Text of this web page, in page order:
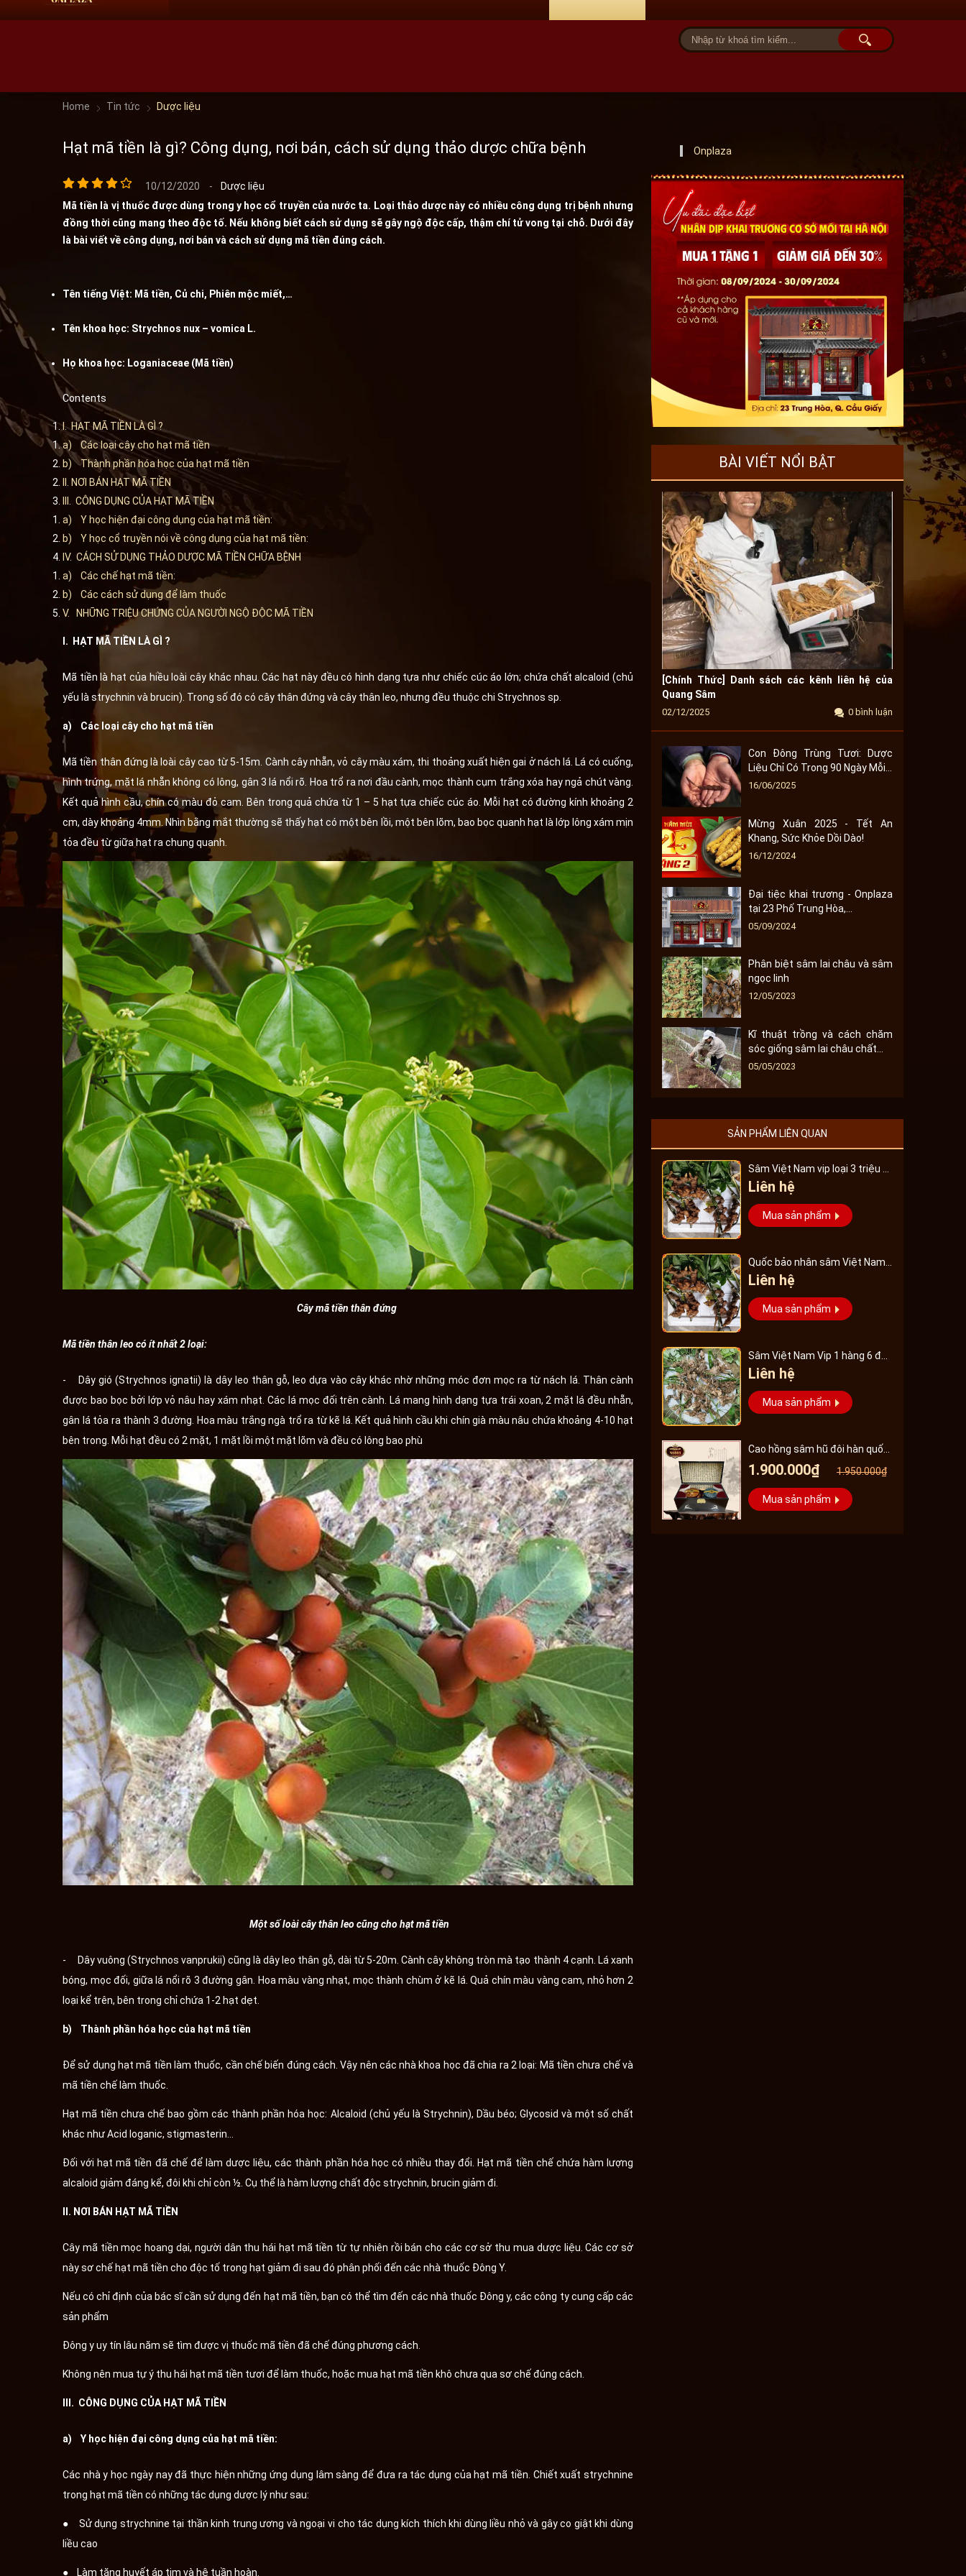
Home Tin tức Dược liệu
Hạt mã tiền là gì? Công dụng, nơi bán, cách sử dụng thảo dược chữa bệnh
10/12/2020 -
Dược liệu
Mã tiền là vị thuốc được dùng trong y học cổ truyền của nước ta. Loại thảo dược này có nhiều công dụng trị bệnh nhưng
đồng thời cũng mang theo độc tố. Nếu không biết cách sử dụng sẽ gây ngộ độc cấp, thậm chí tử vong tại chỗ. Dưới đây
là bài viết về công dụng, nơi bán và cách sử dụng mã tiền đúng cách.
Tên tiếng Việt: Mã tiền, Củ chi, Phiên mộc miết,…
Tên khoa học: Strychnos nux – vomica L.
Họ khoa học: Loganiaceae (Mã tiền)
Contents
I. HẠT MÃ TIỀN LÀ GÌ ?
a) Các loại cây cho hạt mã tiền
b) Thành phần hóa học của hạt mã tiền
II. NƠI BÁN HẠT MÃ TIỀN
III. CÔNG DỤNG CỦA HẠT MÃ TIỀN
a) Y học hiện đại công dụng của hạt mã tiền:
b) Y học cổ truyền nói về công dụng của hạt mã tiền:
IV. CÁCH SỬ DỤNG THẢO DƯỢC MÃ TIỀN CHỮA BỆNH
a) Các chế hạt mã tiền:
b) Các cách sử dụng để làm thuốc
V. NHỮNG TRIỆU CHỨNG CỦA NGƯỜI NGỘ ĐỘC MÃ TIỀN
I. HẠT MÃ TIỀN LÀ GÌ ?
Mã tiền là hạt của hiều loài cây khác nhau. Các hạt này đều có hình dạng tựa như chiếc cúc áo lớn; chứa chất alcaloid (chủ
yếu là strychnin và brucin). Trong số đó có cây thân đứng và cây thân leo, nhưng đều thuộc chi Strychnos sp.
a) Các loại cây cho hạt mã tiền
Mã tiền thân đứng là loài cây cao từ 5-15m. Cành cây nhẵn, vỏ cây màu xám, thi thoảng xuất hiện gai ở nách lá. Lá có cuống,
hình trứng, mặt lá nhẵn không có lông, gân 3 lá nổi rõ. Hoa trổ ra nơi đầu cành, mọc thành cụm trắng xóa hay ngả chút vàng.
Kết quả hình cầu, chín có màu đỏ cam. Bên trong quả chứa từ 1 – 5 hạt tựa chiếc cúc áo. Mỗi hạt có đường kính khoảng 2
cm, dày khoảng 4mm. Nhìn bằng mắt thường sẽ thấy hạt có một bên lồi, một bên lõm, bao bọc quanh hạt là lớp lông xám mịn
tỏa đều từ giữa hạt ra chung quanh.
Cây mã tiền thân đứng
Mã tiền thân leo có ít nhất 2 loại:
- Dây gió (Strychnos ignatii) là dây leo thân gỗ, leo dựa vào cây khác nhờ những móc đơn mọc ra từ nách lá. Thân cành
được bao bọc bởi lớp vỏ nâu hay xám nhạt. Các lá mọc đối trên cành. Lá mang hình dạng tựa trái xoan, 2 mặt lá đều nhẵn,
gân lá tỏa ra thành 3 đường. Hoa màu trắng ngà trổ ra từ kẽ lá. Kết quả hình cầu khi chín già màu nâu chứa khoảng 4-10 hạt
bên trong. Mỗi hạt đều có 2 mặt, 1 mặt lồi một mặt lõm và đều có lông bao phù
Một số loài cây thân leo cũng cho hạt mã tiền
- Dây vuông (Strychnos vanprukii) cũng là dây leo thân gỗ, dài từ 5-20m. Cành cây không tròn mà tạo thành 4 cạnh. Lá xanh
bóng, mọc đối, giữa lá nổi rõ 3 đường gân. Hoa màu vàng nhạt, mọc thành chùm ở kẽ lá. Quả chín màu vàng cam, nhỏ hơn 2
loại kể trên, bên trong chỉ chứa 1-2 hạt dẹt.
b) Thành phần hóa học của hạt mã tiền
Để sử dụng hạt mã tiền làm thuốc, cần chế biến đúng cách. Vậy nên các nhà khoa học đã chia ra 2 loại: Mã tiền chưa chế và
mã tiền chế làm thuốc.
Hạt mã tiền chưa chế bao gồm các thành phần hóa học: Alcaloid (chủ yếu là Strychnin), Dầu béo; Glycosid và một số chất
khác như Acid loganic, stigmasterin…
Đối với hạt mã tiền đã chế để làm dược liệu, các thành phần hóa học có nhiều thay đổi. Hạt mã tiền chế chứa hàm lượng
alcaloid giảm đáng kể, đôi khi chỉ còn ½. Cụ thể là hàm lượng chất độc strychnin, brucin giảm đi.
II. NƠI BÁN HẠT MÃ TIỀN
Cây mã tiền mọc hoang dại, người dân thu hái hạt mã tiền từ tự nhiên rồi bán cho các cơ sở thu mua dược liệu. Các cơ sở
này sơ chế hạt mã tiền cho độc tố trong hạt giảm đi sau đó phân phối đến các nhà thuốc Đông Y.
Nếu có chỉ định của bác sĩ cần sử dụng đến hạt mã tiền, bạn có thể tìm đến các nhà thuốc Đông y, các công ty cung cấp các
sản phẩm
Đông y uy tín lâu năm sẽ tìm được vị thuốc mã tiền đã chế đúng phương cách.
Không nên mua tự ý thu hái hạt mã tiền tươi để làm thuốc, hoặc mua hạt mã tiền khô chưa qua sơ chế đúng cách.
III. CÔNG DỤNG CỦA HẠT MÃ TIỀN
a) Y học hiện đại công dụng của hạt mã tiền:
Các nhà y học ngày nay đã thực hiện những ứng dụng lâm sàng để đưa ra tác dụng của hạt mã tiền. Chiết xuất strychnine
trong hạt mã tiền có những tác dụng dược lý như sau:
● Sử dụng strychnine tại thần kinh trung ương và ngoại vi cho tác dụng kích thích khi dùng liều nhỏ và gây co giật khi dùng
liều cao
● Làm tăng huyết áp tim và hệ tuần hoàn.
Onplaza
BÀI VIẾT NỔI BẬT
[Chính Thức] Danh sách các kênh liên hệ của
Quang Sâm
02/12/2025 0 bình luận
Con Đông Trùng Tươi: Dược
Liệu Chỉ Có Trong 90 Ngày Mỗi...
16/06/2025
Mừng Xuân 2025 - Tết An
Khang, Sức Khỏe Dồi Dào!
16/12/2024
Đại tiệc khai trương - Onplaza
tại 23 Phố Trung Hòa,...
05/09/2024
Phân biệt sâm lai châu và sâm
ngọc linh
12/05/2023
Kĩ thuật trồng và cách chăm
sóc giống sâm lai châu chất...
05/05/2023
SẢN PHẨM LIÊN QUAN
Sâm Việt Nam vip loại 3 triệu 1
kg, hàng 5 – 7 năm tuổi...
Liên hệ
Mua sản phẩm
Quốc bảo nhân sâm Việt Nam
Vip 3, 15 năm đến 20 năm
Liên hệ
Mua sản phẩm
Sâm Việt Nam Vip 1 hàng 6 đến
8 năm tuổi
Liên hệ
Mua sản phẩm
Cao hồng sâm hũ đôi hàn quốc
pocheon - NS885
1.900.000₫ 1.950.000₫
Mua sản phẩm